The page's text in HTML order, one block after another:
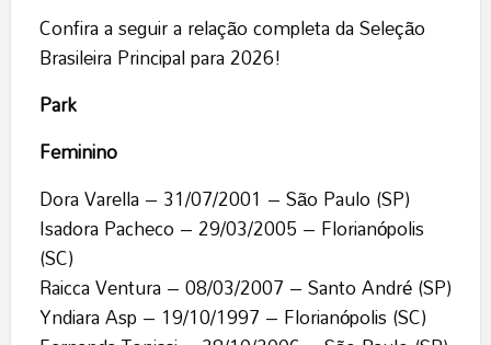
Confira a seguir a relação completa da Seleção
Brasileira Principal para 2026!
Park
Feminino
Dora Varella – 31/07/2001 – São Paulo (SP)
Isadora Pacheco – 29/03/2005 – Florianópolis
(SC)
Raicca Ventura – 08/03/2007 – Santo André (SP)
Yndiara Asp – 19/10/1997 – Florianópolis (SC)